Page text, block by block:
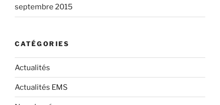
septembre 2015
CATÉGORIES
Actualités
Actualités EMS